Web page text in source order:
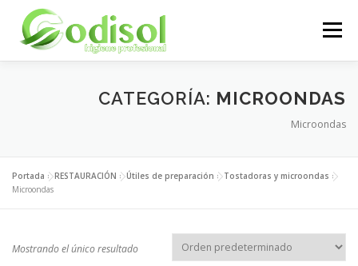
contenido
Menú
SERVICIOS PRODUCTOS
CATEGORÍA: MICROONDAS
Microondas
Portada »RESTAURACIÓN »Útiles de preparación »Tostadoras y microondas »
Microondas
Mostrando el único resultado